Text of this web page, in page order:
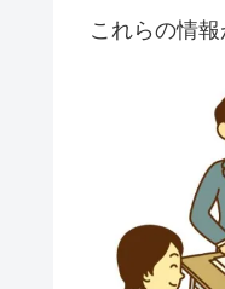
これらの情